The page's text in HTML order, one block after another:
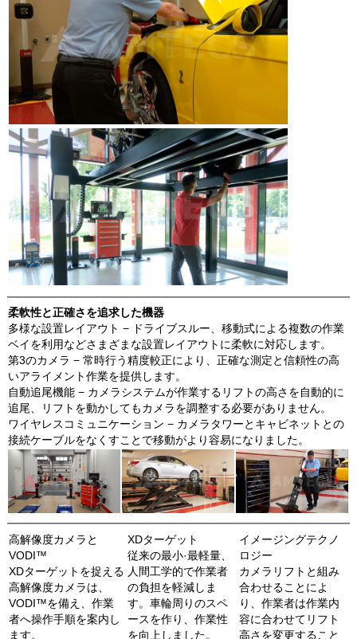
柔軟性と正確さを追求した機器
多様な設置レイアウト − ドライブスルー、移動式による複数の作業
ベイを利用などさまざまな設置レイアウトに柔軟に対応します。
第3のカメラ − 常時行う精度較正により、正確な測定と信頼性の高
いアライメント作業を提供します。
自動追尾機能 − カメラシステムが作業するリフトの高さを自動的に
追尾、リフトを動かしてもカメラを調整する必要がありません。
ワイヤレスコミュニケーション − カメラタワーとキャビネットとの
接続ケーブルをなくすことで移動がより容易になりました。
高解像度カメラと
VODI™
XDターゲットを捉える
高解像度カメラは、
VODI™を備え、作業
者へ操作手順を案内し
ます。
XDターゲット
従来の最小·最軽量、
人間工学的で作業者
の負担を軽減しま
す。車輪周りのスペ
ースを作り、作業性
を向上しました。
イメージングテクノ
ロジー
カメラリフトと組み
合わせることによ
り、作業者は作業内
容に合わせてリフト
高さを変更すること